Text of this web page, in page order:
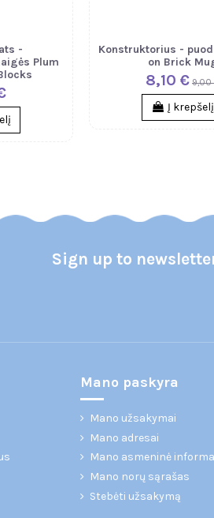
-
Plum
Konstruktorius -
on Brick
8,10 € 9,00
Į krepšelį
Sign up to
Mano paskyra
Mano užsakymai
Mano adresai
Mano asmeninė
Mano norų sąrašas
Stebėti užsakymą